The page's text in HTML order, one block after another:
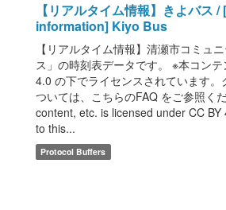
【リアルタイム情報】きよバス
information] Kiyo Bus
【リアルタイム情報】清瀬市コミュ
ス」の時刻表データです。 ※本コン
4.0 の下でライセンスされています。
ついては、こちらのFAQ をご参照く
content, etc. is licensed under CC
to this...
Protocol Buffers